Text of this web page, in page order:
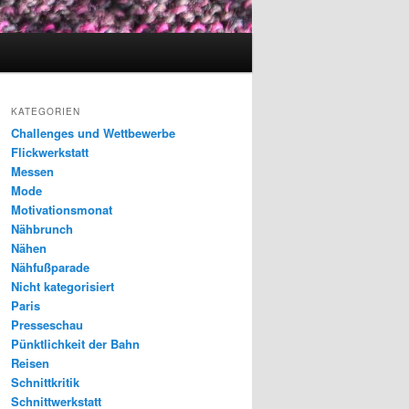
KATEGORIEN
Challenges und Wettbewerbe
Flickwerkstatt
Messen
Mode
Motivationsmonat
Nähbrunch
Nähen
Nähfußparade
Nicht kategorisiert
Paris
Presseschau
Pünktlichkeit der Bahn
Reisen
Schnittkritik
Schnittwerkstatt